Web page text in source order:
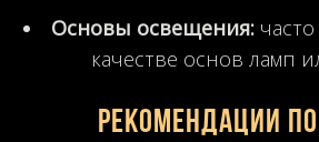
Основы освещения:часто
качестве основ ламп
Рекомендации